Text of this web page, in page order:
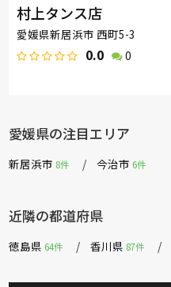
村上タンス店
愛媛県新居浜市 西町5-3
0.0 0
愛媛県の注目エリア
新居浜市 8件 今治市 6件
近隣の都道府県
徳島県 64件 香川県 87件